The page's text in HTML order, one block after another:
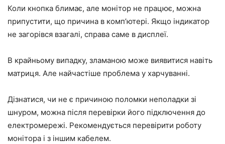
Коли кнопка блимає, але монітор не працює, можна
припустити, що причина в комп’ютері. Якщо індикатор
не загорівся взагалі, справа саме в дисплеї.
В крайньому випадку, зламаною може виявитися навіть
матриця. Але найчастіше проблема у харчуванні.
Дізнатися, чи не є причиною поломки неполадки зі
шнуром, можна після перевірки його підключення до
електромережі. Рекомендується перевірити роботу
монітора і з іншим кабелем.